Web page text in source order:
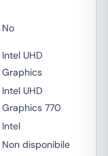
No
Intel UHD
Graphics
Intel UHD
Graphics 770
Intel
Non disponibile